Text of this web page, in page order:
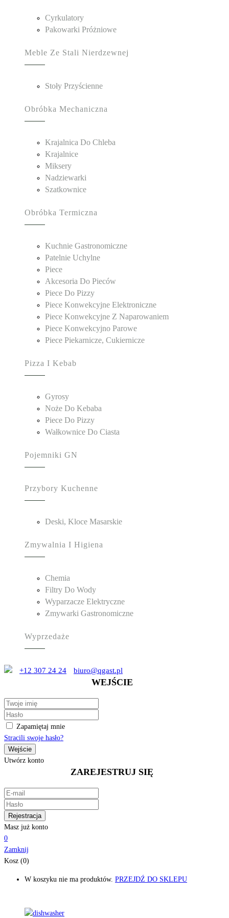
Cyrkulatory
Pakowarki Próżniowe
Meble Ze Stali Nierdzewnej
Stoły Przyścienne
Obróbka Mechaniczna
Krajalnica Do Chleba
Krajalnice
Miksery
Nadziewarki
Szatkownice
Obróbka Termiczna
Kuchnie Gastronomiczne
Patelnie Uchylne
Piece
Akcesoria Do Pieców
Piece Do Pizzy
Piece Konwekcyjne Elektroniczne
Piece Konwekcyjne Z Naparowaniem
Piece Konwekcyjno Parowe
Piece Piekarnicze, Cukiernicze
Pizza I Kebab
Gyrosy
Noże Do Kebaba
Piece Do Pizzy
Wałkownice Do Ciasta
Pojemniki GN
Przybory Kuchenne
Deski, Kloce Masarskie
Zmywalnia I Higiena
Chemia
Filtry Do Wody
Wyparzacze Elektryczne
Zmywarki Gastronomiczne
Wyprzedaże
+12 307 24 24 biuro@qgast.pl
WEJŚCIE
Zapamiętaj mnie
Stracili swoje hasło?
Utwórz konto
ZAREJESTRUJ SIĘ
Masz już konto
0
Zamknij
Kosz (0)
W koszyku nie ma produktów. PRZEJDŹ DO SKLEPU